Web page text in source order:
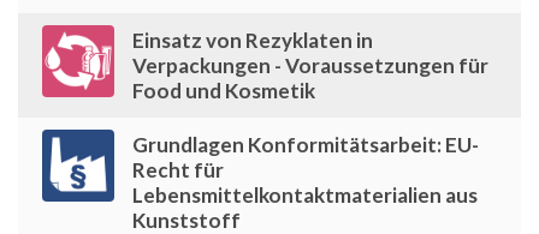
Einsatz von Rezyklaten in
Verpackungen - Voraussetzungen für
Food und Kosmetik
Grundlagen Konformitätsarbeit: EU-
Recht für
Lebensmittelkontaktmaterialien aus
Kunststoff